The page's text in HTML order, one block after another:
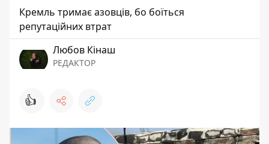
Кремль тримає азовців, бо боїться
репутаційних втрат
Любов Кінаш
РЕДАКТОР
👍